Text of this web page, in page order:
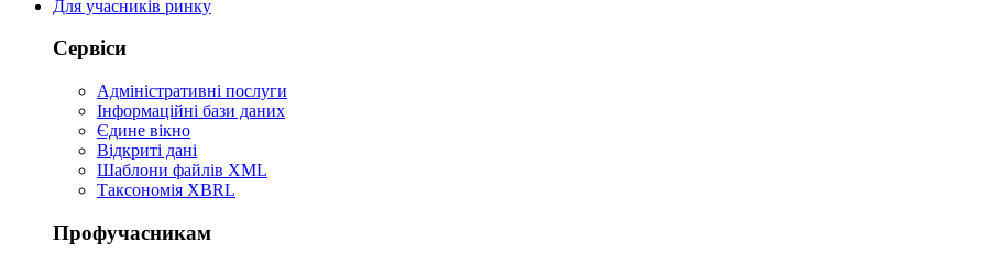
Для учасників ринку
Сервіси
Адміністративні послуги
Інформаційні бази даних
Єдине вікно
Відкриті дані
Шаблони файлів XML
Таксономія XBRL
Профучасникам